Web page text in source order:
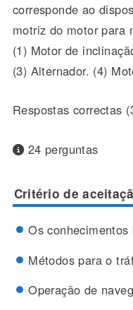
corresponde ao
motriz do motor para
(1) Motor de
(3) Alternador. (4)
Respostas correctas
24 perguntas
Critério de
Os
Métodos para o
Operação de